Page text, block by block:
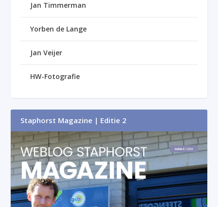
Jan Timmerman
Yorben de Lange
Jan Veijer
HW-Fotografie
Staphorst Magazine | Editie 2